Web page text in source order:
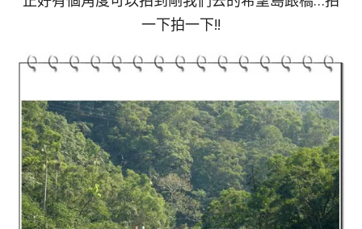
一下拍一下!!